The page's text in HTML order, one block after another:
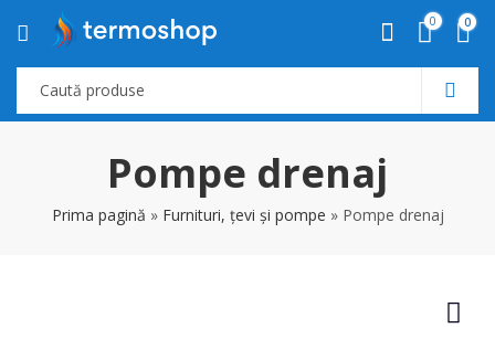
0 0
Pompe drenaj
Prima pagină » Furnituri, țevi și pompe » Pompe drenaj